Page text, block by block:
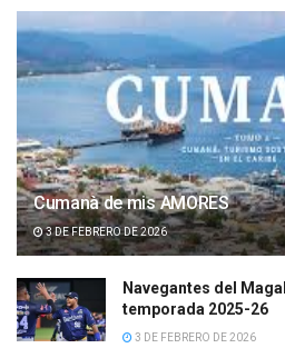
Cumanà de mis AMORES
3 DE FEBRERO DE 2026
Navegantes del
temporada 2025-26
3 DE FEBRERO DE 2026